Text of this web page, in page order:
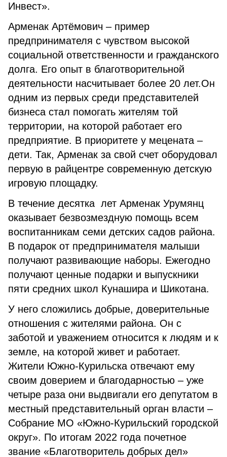
Инвест».
Арменак Артёмович – пример
предпринимателя с чувством высокой
социальной ответственности и гражданского
долга. Его опыт в благотворительной
деятельности насчитывает более 20 лет.Он
одним из первых среди представителей
бизнеса стал помогать жителям той
территории, на которой работает его
предприятие. В приоритете у мецената –
дети. Так, Арменак за свой счет оборудовал
первую в райцентре современную детскую
игровую площадку.
В течение десятка лет Арменак Урумянц
оказывает безвозмездную помощь всем
воспитанникам семи детских садов района.
В подарок от предпринимателя малыши
получают развивающие наборы. Ежегодно
получают ценные подарки и выпускники
пяти средних школ Кунашира и Шикотана.
У него сложились добрые, доверительные
отношения с жителями района. Он с
заботой и уважением относится к людям и к
земле, на которой живет и работает.
Жители Южно-Курильска отвечают ему
своим доверием и благодарностью – уже
четыре раза они выдвигали его депутатом в
местный представительный орган власти –
Собрание МО «Южно-Курильский городской
округ». По итогам 2022 года почетное
звание «Благотворитель добрых дел»